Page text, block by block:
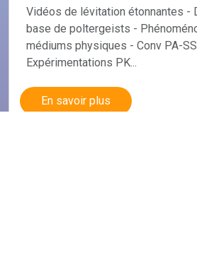
Vidéos de lévitation étonnantes -
base de poltergeists -
médiums physiques - Conv PA-
Expérimentations PK...